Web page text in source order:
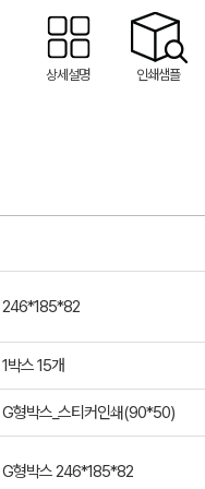
상세설명 인쇄샘플
246*185*82
1박스 15개
G형박스_스티커인쇄(90*50)
G형박스 246*185*82